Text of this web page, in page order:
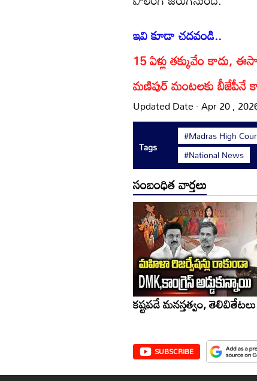
ఇవి కూడా చదవండి..
15 ఏళ్లు తక్కువేం
మణిపుర్ మంటలకు బీజేపీనే
Updated Date - Apr 20 ,
Tags
#Madras High
#National News
సంబంధిత వార్తలు
కష్టపడే మనస్తత్వం,
SUBSCRIBE